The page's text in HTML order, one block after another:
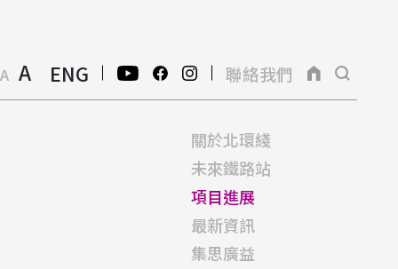
A A ENG 聯絡我們
關於北環綫
未來鐵路站
項目進展
最新資訊
集思廣益